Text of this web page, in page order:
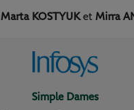
Marta KOSTYUK et Mirra
Simple Dames